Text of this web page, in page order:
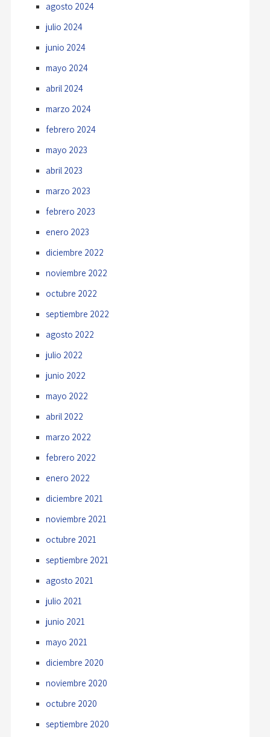
agosto 2024
julio 2024
junio 2024
mayo 2024
abril 2024
marzo 2024
febrero 2024
mayo 2023
abril 2023
marzo 2023
febrero 2023
enero 2023
diciembre 2022
noviembre 2022
octubre 2022
septiembre 2022
agosto 2022
julio 2022
junio 2022
mayo 2022
abril 2022
marzo 2022
febrero 2022
enero 2022
diciembre 2021
noviembre 2021
octubre 2021
septiembre 2021
agosto 2021
julio 2021
junio 2021
mayo 2021
diciembre 2020
noviembre 2020
octubre 2020
septiembre 2020